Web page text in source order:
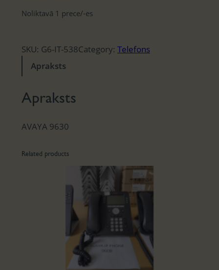
Noliktavā 1 prece/-es
SKU: G6-IT-538Category: Telefons
Apraksts
Apraksts
AVAYA 9630
Related products